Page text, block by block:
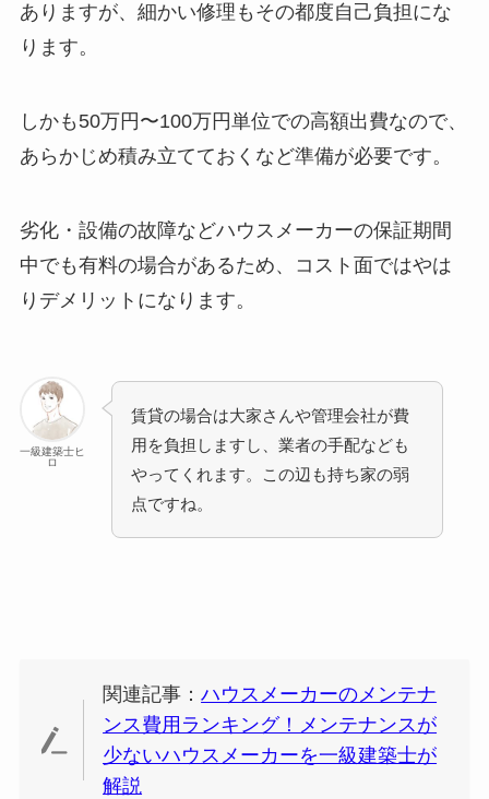
ありますが、細かい修理もその都度自己負担にな
ります。
しかも50万円〜100万円単位での高額出費なので、
あらかじめ積み立てておくなど準備が必要です。
劣化・設備の故障などハウスメーカーの保証期間
中でも有料の場合があるため、コスト面ではやは
りデメリットになります。
一級建築士ヒ
ロ
賃貸の場合は大家さんや管理会社が費
用を負担しますし、業者の手配なども
やってくれます。この辺も持ち家の弱
点ですね。
関連記事：ハウスメーカーのメンテナ
ンス費用ランキング！メンテナンスが
少ないハウスメーカーを一級建築士が
解説